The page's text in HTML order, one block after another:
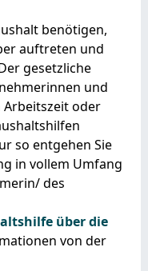
benötigen,
auftreten und
gesetzliche
und
oder
so entgehen Sie
in vollem Umfang
des
über die
von der